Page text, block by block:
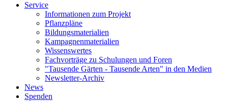
Service
Informationen zum Projekt
Pflanzpläne
Bildungsmaterialien
Kampagnenmaterialien
Wissenswertes
Fachvorträge zu Schulungen und Foren
"Tausende Gärten - Tausende Arten" in den Medien
Newsletter-Archiv
News
Spenden